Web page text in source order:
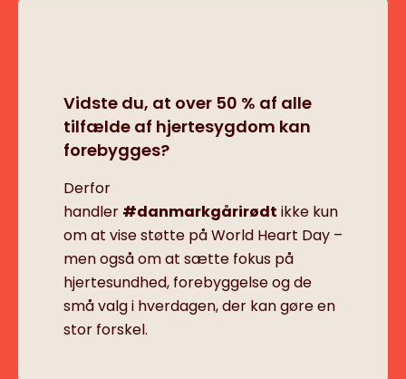
Vidste du, at over 50 % af alle
tilfælde af hjertesygdom kan
forebygges?
Derfor
handler #danmarkgårirødt ikke kun
om at vise støtte på World Heart Day –
men også om at sætte fokus på
hjertesundhed, forebyggelse og de
små valg i hverdagen, der kan gøre en
stor forskel.